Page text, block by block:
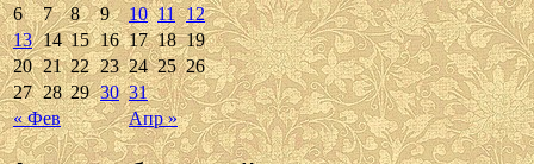
« Фев Апр »
6 7 8 9 10 11 12
13 14 15 16 17 18 19
20 21 22 23 24 25 26
27 28 29 30 31